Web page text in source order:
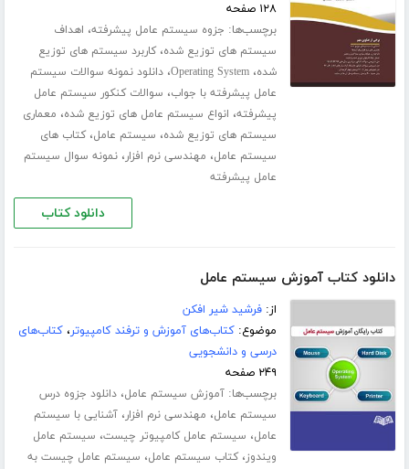
۱۲۸ صفحه
برچسب‌ها: جزوه سیستم عامل پیشرفته، اهداف
سیستم های توزیع شده،کاربرد سیستم های توزیع
شده،Operating System،دانلود نمونه سوالات سیستم
عامل پیشرفته با جواب، سوالات کنکور سیستم عامل
پیشرفته، انواع سیستم عامل های توزیع شده، معماری
سیستم های توزیع شده، سیستم عامل،کتاب های
سیستم عامل، مهندسی نرم افزار،نمونه سوال سیستم
عامل پیشرفته
دانلود کتاب
دانلود کتاب آموزش سیستم عامل
از:فرشید شیر افکن
موضوع:کتاب‌های آموزش و ترفند کامپیوتر،کتاب‌های
درسی و دانشجویی
۲۴۹ صفحه
برچسب‌ها:آموزش سیستم عامل،دانلود جزوه درس
سیستم عامل، مهندسی نرم افزار،آشنایی با سیستم
عامل، سیستم عامل کامپیوتر چیست، سیستم عامل
ویندوز،کتاب سیستم عامل، سیستم عامل چیست به